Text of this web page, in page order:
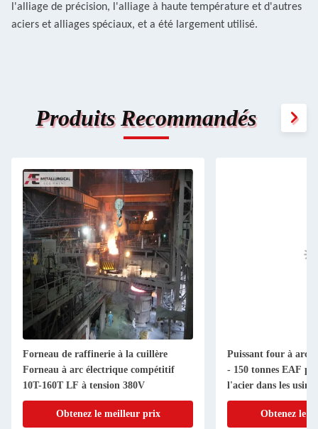
l'alliage de précision, l'alliage à haute température et d'autres
aciers et alliages spéciaux, et a été largement utilisé.
Produits Recommandés
Forneau de raffinerie à la cuillère
Forneau à arc électrique compétitif
10T-160T LF à tension 380V
Obtenez le meilleur prix
Puissant four à arc
- 150 tonnes EAF
l'acier dans les
Obtenez le